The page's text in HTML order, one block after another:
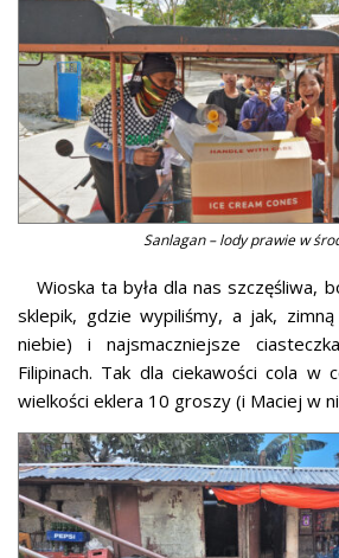
Sanlagan – lody prawie w
Wioska ta była dla nas szczęśliwa,
sklepik, gdzie wypiliśmy, a jak,
niebie) i najsmaczniejsze
Filipinach. Tak dla ciekawości cola w
wielkości eklera 10 groszy (i Maciej w